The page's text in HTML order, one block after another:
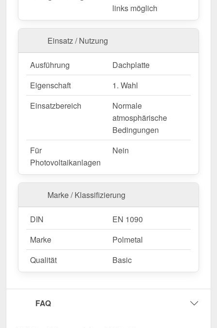
Wegen Sonderanfertigung vom Widerruf ausgeschlossen
links möglich
Einsatz / Nutzung
Ausführung
Dachplatte
Eigenschaft
1. Wahl
Einsatzbereich
Normale
atmosphärische
Bedingungen
Für
Photovoltaikanlagen
Nein
Marke / Klassifizierung
DIN
EN 1090
Marke
Polmetal
Qualität
Basic
FAQ